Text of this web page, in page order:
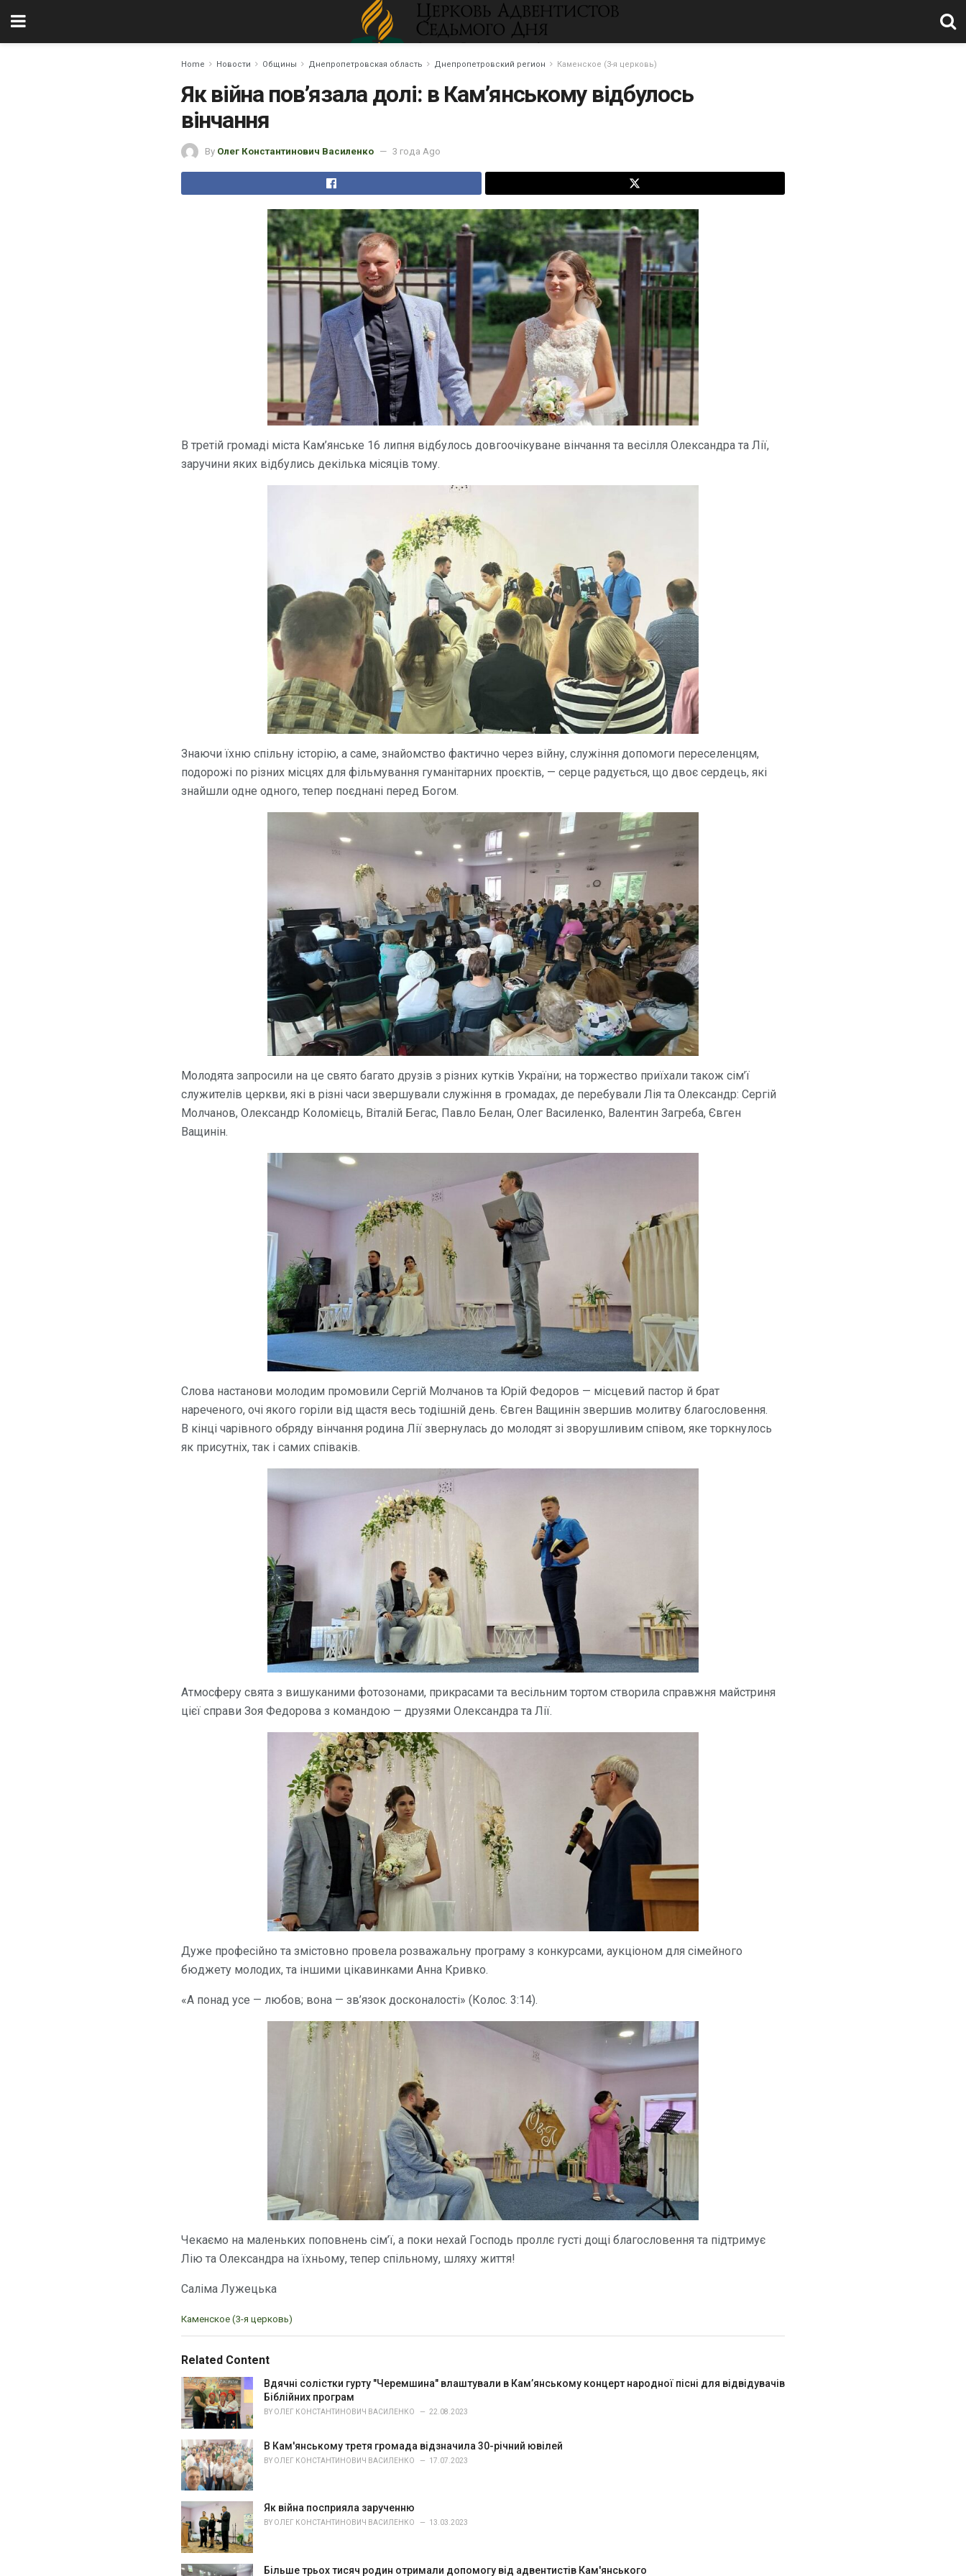
Home Новости Общины Днепропетровская область Днепропетровский регион Каменское (3-я церковь)
Як війна пов’язала долі: в Кам’янському відбулось
вінчання
By Олег Константинович Василенко 3 года Ago
В третій громаді міста Кам’янське 16 липня відбулось довгоочікуване вінчання та весілля Олександра та Лії,
заручини яких відбулись декілька місяців тому.
Знаючи їхню спільну історію, а саме, знайомство фактично через війну, служіння допомоги переселенцям,
подорожі по різних місцях для фільмування гуманітарних проєктів, — серце радується, що двоє сердець, які
знайшли одне одного, тепер поєднані перед Богом.
Молодята запросили на це свято багато друзів з різних кутків України; на торжество приїхали також сім’ї
служителів церкви, які в різні часи звершували служіння в громадах, де перебували Лія та Олександр: Сергій
Молчанов, Олександр Коломієць, Віталій Бегас, Павло Белан, Олег Василенко, Валентин Загреба, Євген
Ващинін.
Слова настанови молодим промовили Сергій Молчанов та Юрій Федоров — місцевий пастор й брат
нареченого, очі якого горіли від щастя весь тодішній день. Євген Ващинін звершив молитву благословення.
В кінці чарівного обряду вінчання родина Лії звернулась до молодят зі зворушливим співом, яке торкнулось
як присутніх, так і самих співаків.
Атмосферу свята з вишуканими фотозонами, прикрасами та весільним тортом створила справжня майстриня
цієї справи Зоя Федорова з командою — друзями Олександра та Лії.
Дуже професійно та змістовно провела розважальну програму з конкурсами, аукціоном для сімейного
бюджету молодих, та іншими цікавинками Анна Кривко.
«А понад усе — любов; вона — зв’язок досконалості» (Колос. 3:14).
Чекаємо на маленьких поповнень сім’ї, а поки нехай Господь проллє густі дощі благословення та підтримує
Лію та Олександра на їхньому, тепер спільному, шляху життя!
Саліма Лужецька
C
e
o
r
e
:
Каменское (3-я церковь)
Related Content
Вдячні солістки гурту "Черемшина" влаштували в Кам’янському концерт народної пісні для відвідувачів
Біблійних програм
BY ОЛЕГ КОНСТАНТИНОВИЧ ВАСИЛЕНКО 22.08.2023
В Кам'янському третя громада відзначила 30-річний ювілей
BY ОЛЕГ КОНСТАНТИНОВИЧ ВАСИЛЕНКО 17.07.2023
Як війна посприяла зарученню
BY ОЛЕГ КОНСТАНТИНОВИЧ ВАСИЛЕНКО 13.03.2023
Більше трьох тисяч родин отримали допомогу від адвентистів Кам'янського